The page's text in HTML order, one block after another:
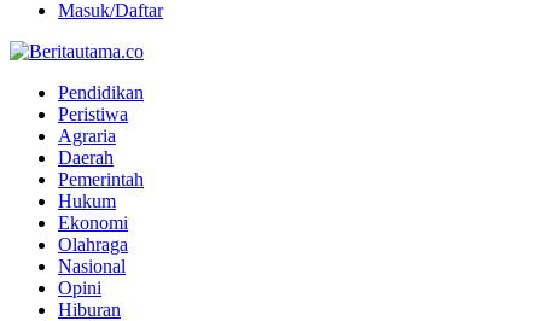
Masuk/Daftar
Pendidikan
Peristiwa
Agraria
Daerah
Pemerintah
Hukum
Ekonomi
Olahraga
Nasional
Opini
Hiburan